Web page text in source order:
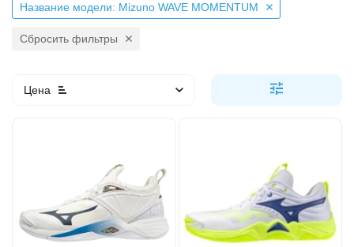
Название модели: Mizuno WAVE MOMENTUM
Сбросить фильтры
Цена